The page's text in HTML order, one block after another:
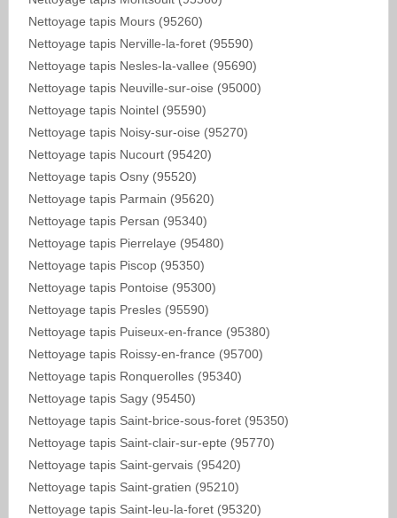
Nettoyage tapis Mours (95260)
Nettoyage tapis Nerville-la-foret (95590)
Nettoyage tapis Nesles-la-vallee (95690)
Nettoyage tapis Neuville-sur-oise (95000)
Nettoyage tapis Nointel (95590)
Nettoyage tapis Noisy-sur-oise (95270)
Nettoyage tapis Nucourt (95420)
Nettoyage tapis Osny (95520)
Nettoyage tapis Parmain (95620)
Nettoyage tapis Persan (95340)
Nettoyage tapis Pierrelaye (95480)
Nettoyage tapis Piscop (95350)
Nettoyage tapis Pontoise (95300)
Nettoyage tapis Presles (95590)
Nettoyage tapis Puiseux-en-france (95380)
Nettoyage tapis Roissy-en-france (95700)
Nettoyage tapis Ronquerolles (95340)
Nettoyage tapis Sagy (95450)
Nettoyage tapis Saint-brice-sous-foret (95350)
Nettoyage tapis Saint-clair-sur-epte (95770)
Nettoyage tapis Saint-gervais (95420)
Nettoyage tapis Saint-gratien (95210)
Nettoyage tapis Saint-leu-la-foret (95320)